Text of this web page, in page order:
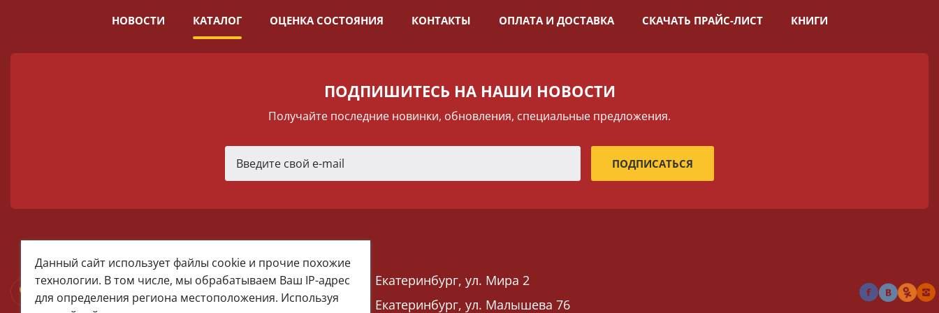
НОВОСТИ КАТАЛОГ ОЦЕНКА СОСТОЯНИЯ КОНТАКТЫ ОПЛАТА И ДОСТАВКА СКАЧАТЬ ПРАЙС-ЛИСТ КНИГИ
ПОДПИШИТЕСЬ НА НАШИ НОВОСТИ
Получайте последние новинки, обновления, специальные предложения.
+7 (922) 025-50-71 (MAX)
Тел:+7 (343) 374-15-67 (Мира 2)
Екатеринбург, ул. Мира 2
Екатеринбург, ул. Малышева 76
Данный сайт использует файлы cookie и прочие похожие
технологии. В том числе, мы обрабатываем Ваш IP-адрес
для определения региона местоположения. Используя